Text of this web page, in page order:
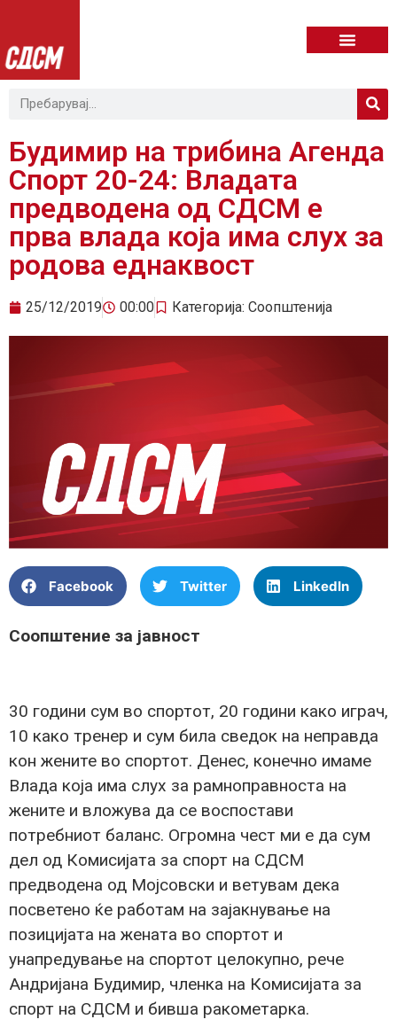
Будимир на трибина Агенда
Спорт 20-24: Владата
предводена од СДСМ е
прва влада која има слух за
родова еднаквост
25/12/2019 00:00 Категорија: Соопштенија
Facebook Twitter LinkedIn
Соопштение за јавност
30 години сум во спортот, 20 години како играч,
10 како тренер и сум била сведок на неправда
кон жените во спортот. Денес, конечно имаме
Влада која има слух за рамноправноста на
жените и вложува да се воспостави
потребниот баланс. Огромна чест ми е да сум
дел од Комисијата за спорт на СДСМ
предводена од Мојсовски и ветувам дека
посветено ќе работам на зајакнување на
позицијата на жената во спортот и
унапредување на спортот целокупно, рече
Андријана Будимир, членка на Комисијата за
спорт на СДСМ и бивша ракометарка.